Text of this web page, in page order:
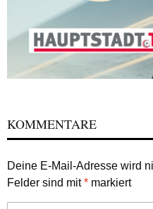
KOMMENTARE
Deine E-Mail-Adresse wird
Felder sind mit* markiert